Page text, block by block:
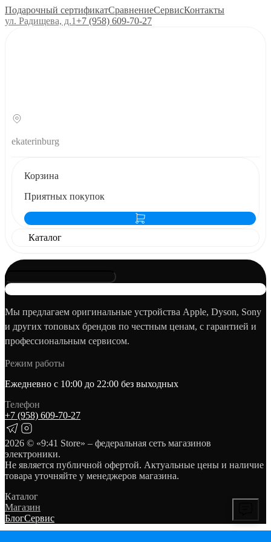
Подарочный сертификатСравнениеСервисКонтакты
ул. Радищева, д.1+7 (958) 609‑70‑27
ekaterinburg
Корзина
Приятных покупок
Каталог
Мы предлагаем оригинальные устройства Apple, Dyson, Sony
и других топовых брендов по честным ценам, с гарантией и
профессиональным сервисом.
Режим работы
Ежедневно с 10:00 до 22:00 без выходных
Телефон
+7 (958) 609‑70‑27
2026 © «9:41 Store» – федеральная сеть магазинов
электроники.
Не является публичной офертой. Актуальные цены и наличие
товара уточняйте у менеджеров магазина.
Каталог
Магазин
БлогСервис